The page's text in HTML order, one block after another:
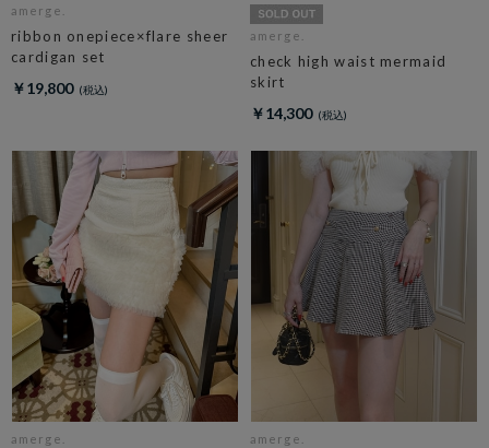
amerge.
ribbon onepiece×flare sheer
cardigan set
￥19,800
amerge.
check high waist mermaid
skirt
￥14,300
amerge. amerge.